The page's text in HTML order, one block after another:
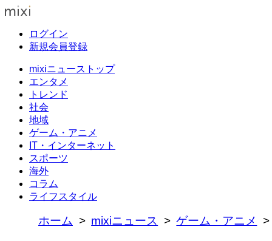
ログイン
新規会員登録
mixiニューストップ
エンタメ
トレンド
社会
地域
ゲーム・アニメ
IT・インターネット
スポーツ
海外
コラム
ライフスタイル
ホーム mixiニュース ゲーム・アニメ